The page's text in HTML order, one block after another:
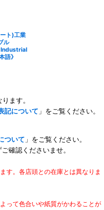
ト)工業
ル
語》
ます。
記について 」をご覧ください。
ついて 」をご覧ください。
確認くださいませ。
す。各店頭との在庫とは異なりま
って色合いや紙質がかわることが